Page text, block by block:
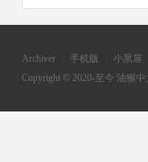
Archiver 手机版 小黑屋
Copyright © 2020-至今 油猴中